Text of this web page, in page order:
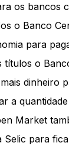
os bancos
o Banco
para
títulos o
dinheiro
a
Market
Selic para